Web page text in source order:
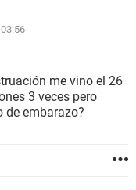
me vino el 26
3 veces pero
de embarazo?